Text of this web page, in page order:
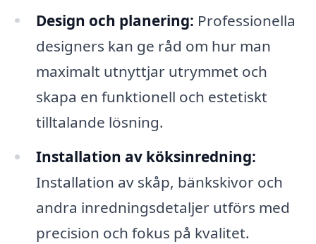
Design och planering: Professionella
designers kan ge råd om hur man
maximalt utnyttjar utrymmet och
skapa en funktionell och estetiskt
tilltalande lösning.
Installation av köksinredning:
Installation av skåp, bänkskivor och
andra inredningsdetaljer utförs med
precision och fokus på kvalitet.